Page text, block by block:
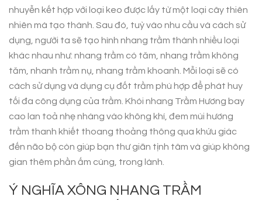
nhuyễn kết hợp với loại keo được lấy từ một loại cây thiên
nhiên mà tạo thành. Sau đó, tuỳ vào nhu cầu và cách sử
dụng, người ta sẽ tạo hình nhang trầm thành nhiều loại
khác nhau như: nhang trầm có tăm, nhang trầm không
tăm, nhanh trầm nụ, nhang trầm khoanh. Mỗi loại sẽ có
cách sử dụng và dụng cụ đốt trầm phù hợp để phát huy
tối đa công dụng của trầm. Khói nhang Trầm Hương bay
cao lan toả nhẹ nhàng vào không khí, đem mùi hương
trầm thanh khiết thoang thoảng thông qua khứu giác
đến não bộ còn giúp bạn thư giãn tịnh tâm và giúp không
gian thêm phần ấm cúng, trong lành.
Ý NGHĨA XÔNG NHANG TRẦM